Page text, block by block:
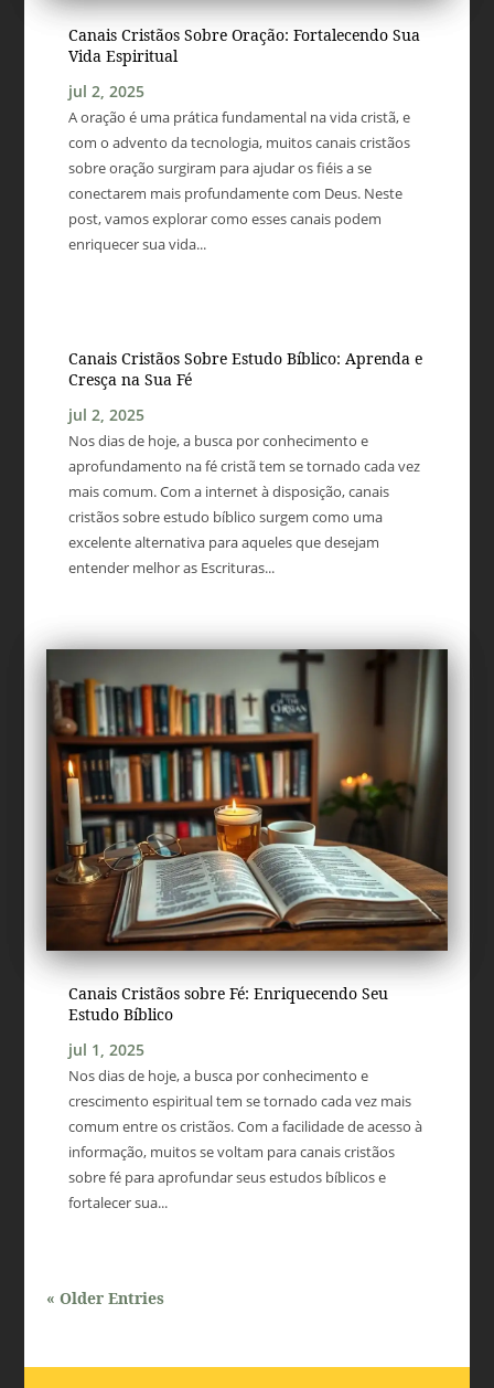
Canais Cristãos Sobre Oração: Fortalecendo Sua
Vida Espiritual
jul 2, 2025
A oração é uma prática fundamental na vida cristã, e
com o advento da tecnologia, muitos canais cristãos
sobre oração surgiram para ajudar os fiéis a se
conectarem mais profundamente com Deus. Neste
post, vamos explorar como esses canais podem
enriquecer sua vida...
Canais Cristãos Sobre Estudo Bíblico: Aprenda e
Cresça na Sua Fé
jul 2, 2025
Nos dias de hoje, a busca por conhecimento e
aprofundamento na fé cristã tem se tornado cada vez
mais comum. Com a internet à disposição, canais
cristãos sobre estudo bíblico surgem como uma
excelente alternativa para aqueles que desejam
entender melhor as Escrituras...
Canais Cristãos sobre Fé: Enriquecendo Seu
Estudo Bíblico
jul 1, 2025
Nos dias de hoje, a busca por conhecimento e
crescimento espiritual tem se tornado cada vez mais
comum entre os cristãos. Com a facilidade de acesso à
informação, muitos se voltam para canais cristãos
sobre fé para aprofundar seus estudos bíblicos e
fortalecer sua...
« Older Entries